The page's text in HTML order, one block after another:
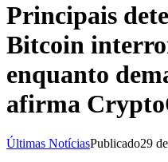
Principais
Bitcoin
enquanto
afirma
Últimas NotíciasPublicado29